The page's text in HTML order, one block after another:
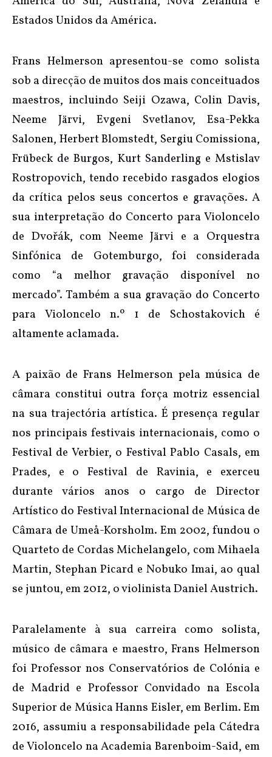
Estados Unidos da América.
Frans Helmerson apresentou-se como solista
sob a direcção de muitos dos mais conceituados
maestros, incluindo Seiji Ozawa, Colin Davis,
Neeme Järvi, Evgeni Svetlanov, Esa-Pekka
Salonen, Herbert Blomstedt, Sergiu Comissiona,
Frübeck de Burgos, Kurt Sanderling e Mstislav
Rostropovich, tendo recebido rasgados elogios
da crítica pelos seus concertos e gravações. A
sua interpretação do Concerto para Violoncelo
de Dvořák, com Neeme Järvi e a Orquestra
Sinfónica de Gotemburgo, foi considerada
como “a melhor gravação disponível no
mercado”. Também a sua gravação do Concerto
para Violoncelo n.º 1 de Schostakovich é
altamente aclamada.
A paixão de Frans Helmerson pela música de
câmara constitui outra força motriz essencial
na sua trajectória artística. É presença regular
nos principais festivais internacionais, como o
Festival de Verbier, o Festival Pablo Casals, em
Prades, e o Festival de Ravinia, e exerceu
durante vários anos o cargo de Director
Artístico do Festival Internacional de Música de
Câmara de Umeå-Korsholm. Em 2002, fundou o
Quarteto de Cordas Michelangelo, com Mihaela
Martin, Stephan Picard e Nobuko Imai, ao qual
se juntou, em 2012, o violinista Daniel Austrich.
Paralelamente à sua carreira como solista,
músico de câmara e maestro, Frans Helmerson
foi Professor nos Conservatórios de Colónia e
de Madrid e Professor Convidado na Escola
Superior de Música Hanns Eisler, em Berlim. Em
2016, assumiu a responsabilidade pela Cátedra
de Violoncelo na Academia Barenboim-Said, em